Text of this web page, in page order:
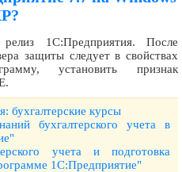
1С:Предприятия. После
защиты следует в свойствах
установить признак
бухгалтерские курсы
бухгалтерского учета в
учета и подготовка
1С:Предприятие"